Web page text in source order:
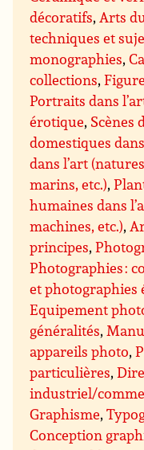
décoratifs,Arts
techniques et
monographies,
collections,
Portraits dans
érotique, Scènes
domestiques
dans l’art
marins, etc.),
humaines dans
machines, etc.),
principes,
Photographies :
et photographies
Equipement
généralités,
appareils photo,
particulières,
industriel/
Graphisme,
Conception